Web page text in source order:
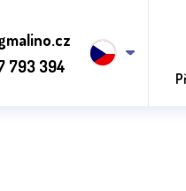
793 394